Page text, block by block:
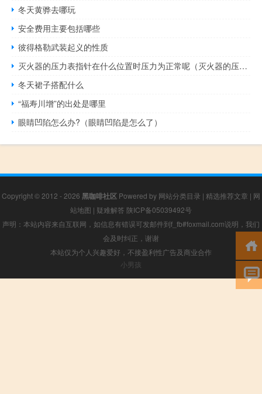
冬天黄骅去哪玩
安全费用主要包括哪些
彼得格勒武装起义的性质
灭火器的压力表指针在什么位置时压力为正常呢（灭火器的压力表指针指在什么位置时表示压力为正常）
冬天裙子搭配什么
“福寿川增”的出处是哪里
眼睛凹陷怎么办?（眼睛凹陷是怎么了）
Copyright © 2012 - 2026 黑咖啡社区 Powered by 网站分类目录 | 精选推荐文章 | 网
站地图 | 疑难解答 陕ICP备05039492号
声明：本站内容来自互联网，如信息有错误可发邮件到f_fb#foxmail.com说明，我们
会及时纠正，谢谢
本站仅为个人兴趣爱好，不接盈利性广告及商业合作
小男孩